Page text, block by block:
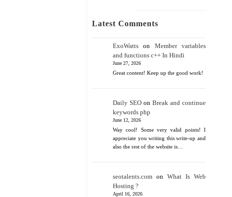
Latest Comments
ExoWatts on Member variables
and functions c++ In Hindi
June 27, 2026
Great content! Keep up the good work!
Daily SEO on Break and continue
keywords php
June 12, 2026
Way cool! Some very valid points! I
appreciate you writing this write-up and
also the rest of the website is…
seotalents.com onWhat Is Web
Hosting ?
April 16, 2026